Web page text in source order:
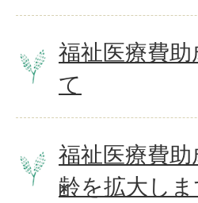
福祉医療費
て
福祉医療費
齢を拡大しま